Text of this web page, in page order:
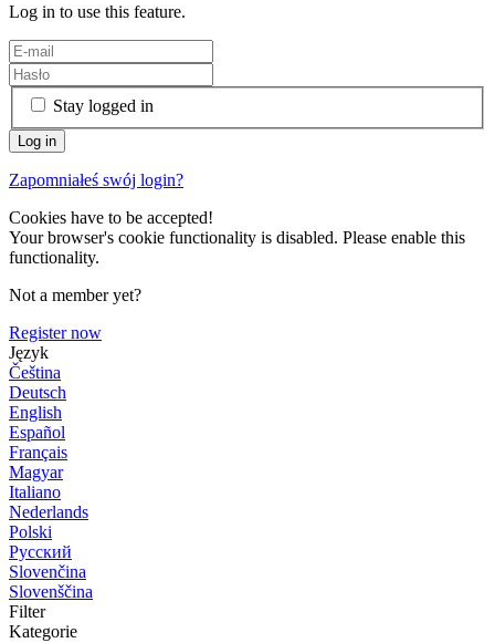
Log in to use this feature.
Stay logged in
Zapomniałeś swój login?
Cookies have to be accepted!
Your browser's cookie functionality is disabled. Please enable this
functionality.
Not a member yet?
Register now
Język
Čeština
Deutsch
English
Español
Français
Magyar
Italiano
Nederlands
Polski
Русский
Slovenčina
Slovenščina
Filter
Kategorie